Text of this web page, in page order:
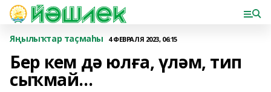
Яңылыҡтар таҫмаһы 4 ФЕВРАЛЯ 2023, 06:15
Бер кем дә юлға, үләм, тип
сыҡмай...